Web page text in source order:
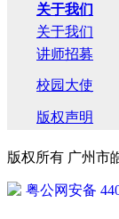
关于我们
关于我们
讲师招募
校园大使
版权声明
版权所有 广州市
粤公网安备